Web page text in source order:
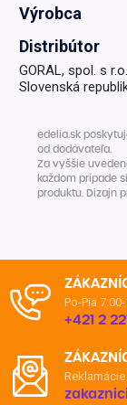
Výrobca
Distribútor
GORAL, spol. s
Slovenská
edelia.sk
od dodávateľa.
Za vyššie
každom prípade
produktu. Dizajn
Po-Pia
+421 2